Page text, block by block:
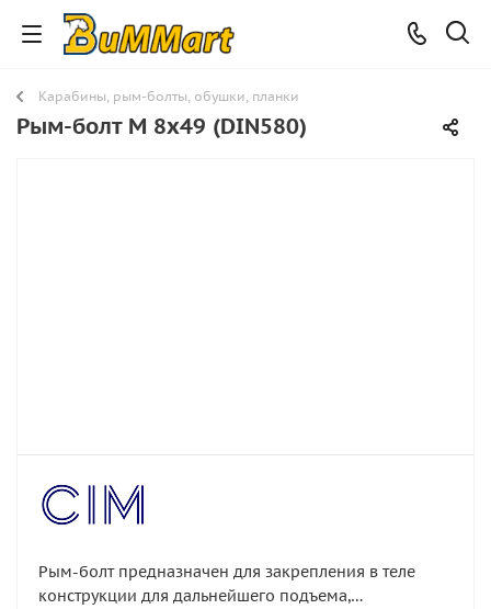
Карабины, рым-болты, обушки, планки
Рым-болт M 8x49 (DIN580)
Рым-болт предназначен для закрепления в теле
конструкции для дальнейшего подъема,